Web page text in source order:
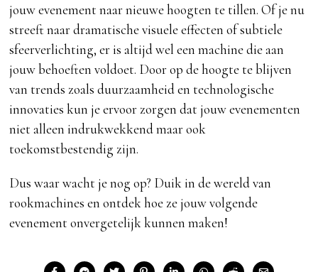
jouw evenement naar nieuwe hoogten te tillen. Of je nu
streeft naar dramatische visuele effecten of subtiele
sfeerverlichting, er is altijd wel een machine die aan
jouw behoeften voldoet. Door op de hoogte te blijven
van trends zoals duurzaamheid en technologische
innovaties kun je ervoor zorgen dat jouw evenementen
niet alleen indrukwekkend maar ook
toekomstbestendig zijn.
Dus waar wacht je nog op? Duik in de wereld van
rookmachines en ontdek hoe ze jouw volgende
evenement onvergetelijk kunnen maken!